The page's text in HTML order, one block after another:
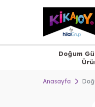
Doğum
Anasayfa